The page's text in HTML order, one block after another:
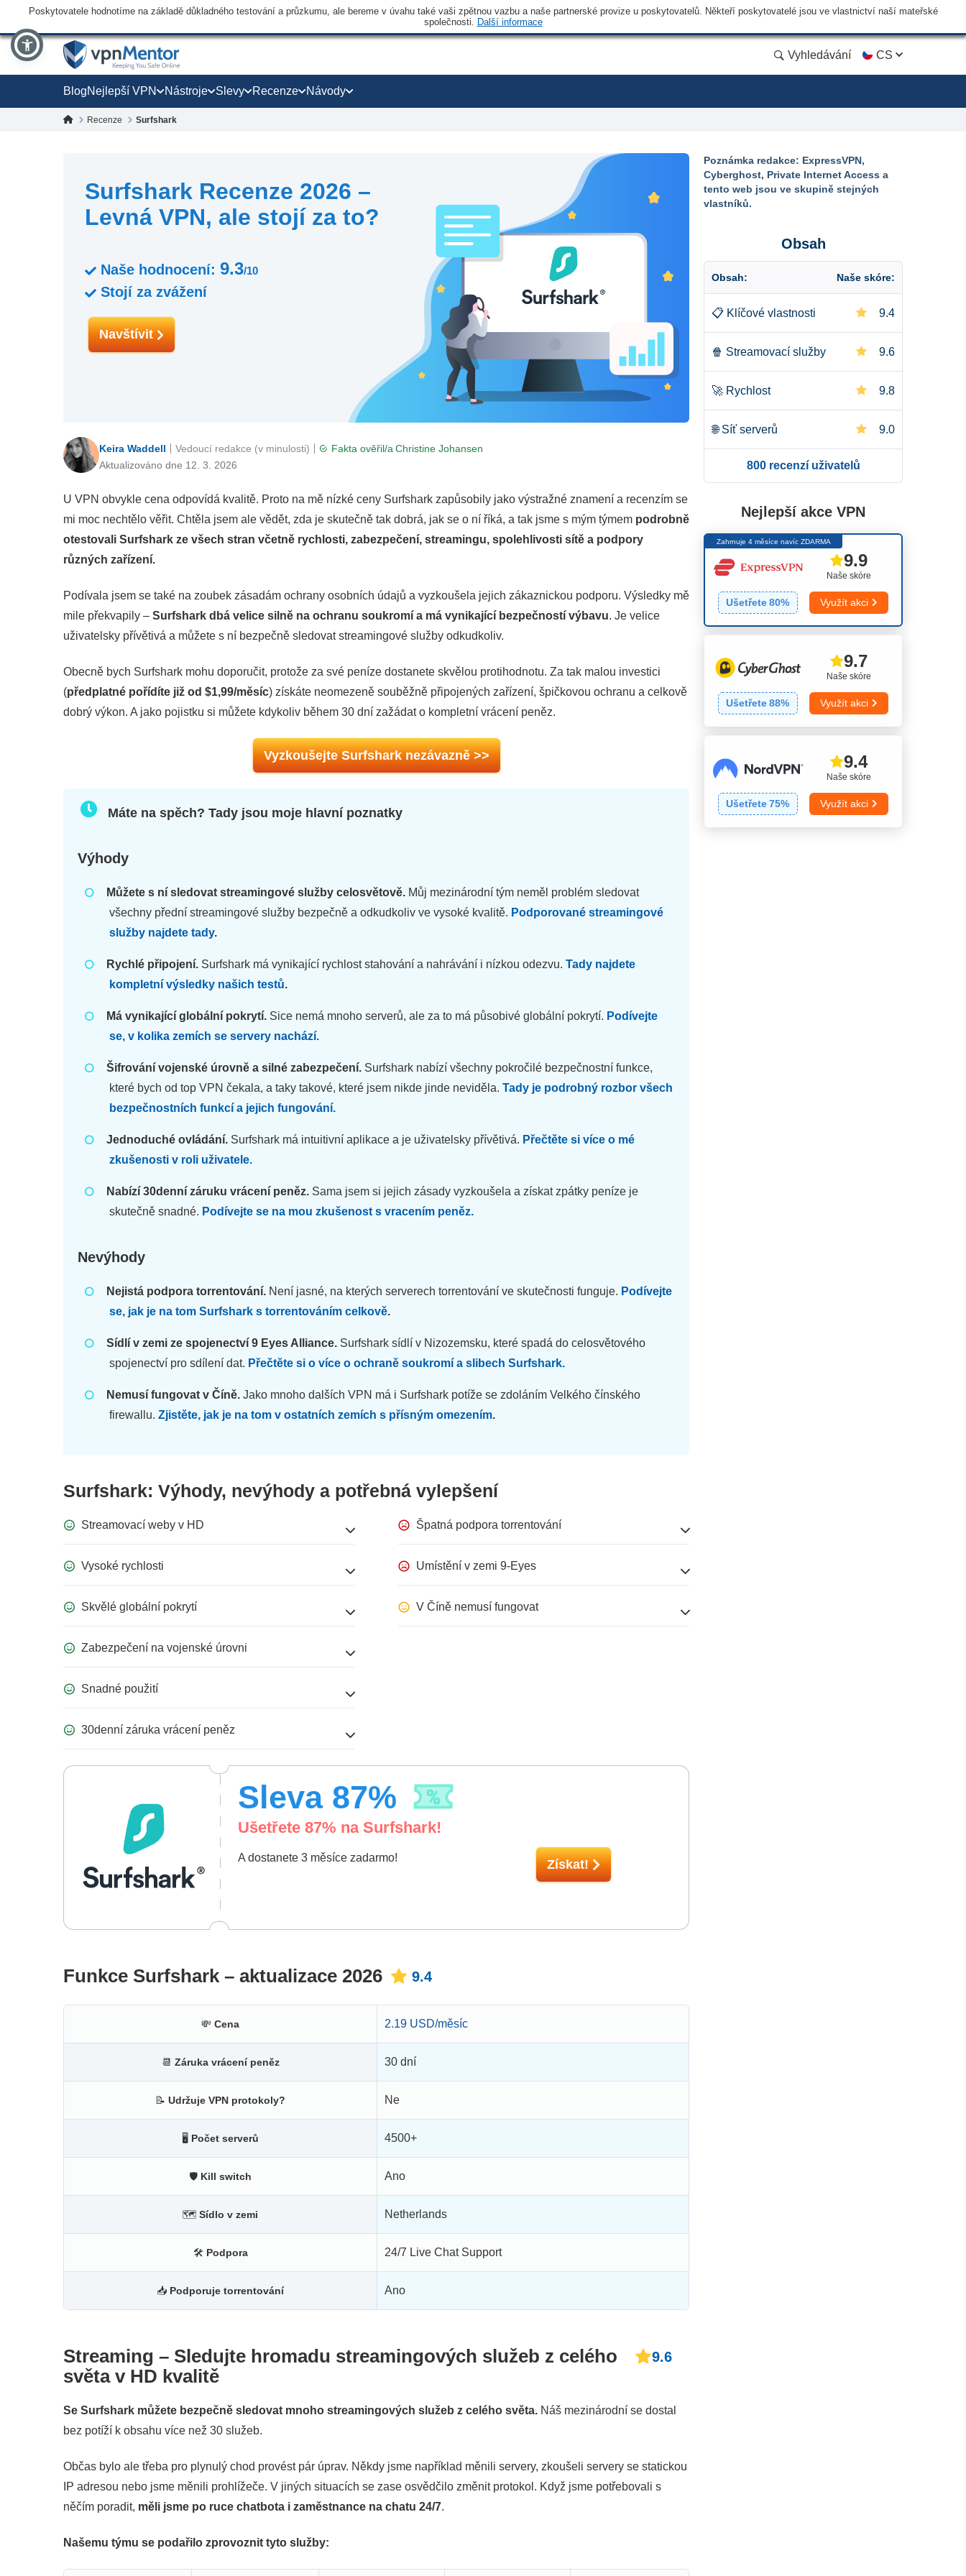
Poskytovatele hodnotíme na základě důkladného testování a průzkumu, ale bereme v úvahu také vaši zpětnou vazbu a naše partnerské provize u poskytovatelů. Někteří poskytovatelé jsou ve vlastnictví naší mateřské
společnosti. Další informace
Vyhledávání CS
BlogNejlepší VPN Nástroje Slevy Recenze Návody
Recenze Surfshark
Surfshark Recenze 2026 –
Levná VPN, ale stojí za to?
Naše hodnocení: 9.3/10
Stojí za zvážení
Navštívit
Keira Waddell
Aktualizováno dne 12. 3. 2026
Fakta ověřil/a Christine Johansen
Vedoucí redakce (v minulosti)
U VPN obvykle cena odpovídá kvalitě. Proto na mě nízké ceny Surfshark zapůsobily jako výstražné znamení a recenzím se
mi moc nechtělo věřit. Chtěla jsem ale vědět, zda je skutečně tak dobrá, jak se o ní říká, a tak jsme s mým týmem podrobně
otestovali Surfshark ze všech stran včetně rychlosti, zabezpečení, streamingu, spolehlivosti sítě a podpory
různých zařízení.
Podívala jsem se také na zoubek zásadám ochrany osobních údajů a vyzkoušela jejich zákaznickou podporu. Výsledky mě
mile překvapily – Surfshark dbá velice silně na ochranu soukromí a má vynikající bezpečností výbavu. Je velice
uživatelsky přívětivá a můžete s ní bezpečně sledovat streamingové služby odkudkoliv.
Obecně bych Surfshark mohu doporučit, protože za své peníze dostanete skvělou protihodnotu. Za tak malou investici
(předplatné pořídíte již od $1,99/měsíc) získáte neomezeně souběžně připojených zařízení, špičkovou ochranu a celkově
dobrý výkon. A jako pojistku si můžete kdykoliv během 30 dní zažádat o kompletní vrácení peněz.
Vyzkoušejte Surfshark nezávazně >>
Máte na spěch? Tady jsou moje hlavní poznatky
Výhody
Můžete s ní sledovat streamingové služby celosvětově. Můj mezinárodní tým neměl problém sledovat
všechny přední streamingové služby bezpečně a odkudkoliv ve vysoké kvalitě. Podporované streamingové
služby najdete tady.
Rychlé připojení. Surfshark má vynikající rychlost stahování a nahrávání i nízkou odezvu. Tady najdete
kompletní výsledky našich testů.
Má vynikající globální pokrytí. Sice nemá mnoho serverů, ale za to má působivé globální pokrytí. Podívejte
se, v kolika zemích se servery nachází.
Šifrování vojenské úrovně a silné zabezpečení. Surfshark nabízí všechny pokročilé bezpečnostní funkce,
které bych od top VPN čekala, a taky takové, které jsem nikde jinde neviděla. Tady je podrobný rozbor všech
bezpečnostních funkcí a jejich fungování.
Jednoduché ovládání. Surfshark má intuitivní aplikace a je uživatelsky přívětivá. Přečtěte si více o mé
zkušenosti v roli uživatele.
Nabízí 30denní záruku vrácení peněz. Sama jsem si jejich zásady vyzkoušela a získat zpátky peníze je
skutečně snadné. Podívejte se na mou zkušenost s vracením peněz.
Nevýhody
Nejistá podpora torrentování. Není jasné, na kterých serverech torrentování ve skutečnosti funguje. Podívejte
se, jak je na tom Surfshark s torrentováním celkově.
Sídlí v zemi ze spojenectví 9 Eyes Alliance. Surfshark sídlí v Nizozemsku, které spadá do celosvětového
spojenectví pro sdílení dat. Přečtěte si o více o ochraně soukromí a slibech Surfshark.
Nemusí fungovat v Číně. Jako mnoho dalších VPN má i Surfshark potíže se zdoláním Velkého čínského
firewallu. Zjistěte, jak je na tom v ostatních zemích s přísným omezením.
Surfshark: Výhody, nevýhody a potřebná vylepšení
Streamovací weby v HD
Vysoké rychlosti
Skvělé globální pokrytí
Zabezpečení na vojenské úrovni
Snadné použití
30denní záruka vrácení peněz
Špatná podpora torrentování
Umístění v zemi 9-Eyes
V Číně nemusí fungovat
Sleva 87%
Ušetřete 87% na Surfshark!
A dostanete 3 měsíce zadarmo! Získat!
Funkce Surfshark – aktualizace 2026 9.4
💸 Cena 2.19 USD/měsíc
📆 Záruka vrácení peněz 30 dní
📝 Udržuje VPN protokoly? Ne
🖥 Počet serverů 4500+
🛡 Kill switch Ano
🗺 Sídlo v zemi Netherlands
🛠 Podpora 24/7 Live Chat Support
📥 Podporuje torrentování Ano
Streaming – Sledujte hromadu streamingových služeb z celého
světa v HD kvalitě
9.6
Se Surfshark můžete bezpečně sledovat mnoho streamingových služeb z celého světa. Náš mezinárodní se dostal
bez potíží k obsahu více než 30 služeb.
Občas bylo ale třeba pro plynulý chod provést pár úprav. Někdy jsme například měnili servery, zkoušeli servery se statickou
IP adresou nebo jsme měnili prohlížeče. V jiných situacích se zase osvědčilo změnit protokol. Když jsme potřebovali s
něčím poradit, měli jsme po ruce chatbota i zaměstnance na chatu 24/7.
Našemu týmu se podařilo zprovoznit tyto služby:
Poznámka redakce: ExpressVPN,
Cyberghost, Private Internet Access a
tento web jsou ve skupině stejných
vlastníků.
Obsah
Obsah: Naše skóre:
📋 Klíčové vlastnosti 9.4
🍿 Streamovací služby 9.6
🚀 Rychlost 9.8
🌐 Síť serverů 9.0
Bezpečnost
Soukromí
📥 Torrenty
💰 Cena 8.7
👨🏼‍🔧 Spolehlivost a
800 recenzí uživatelů
Nejlepší akce VPN
Zahrnuje 4 měsíce navíc ZDARMA
Naše skóre
9.9
Ušetřete 80% Využít akci
Naše skóre
9.7
Ušetřete 88% Využít akci
Naše skóre
9.4
Ušetřete 75% Využít akci